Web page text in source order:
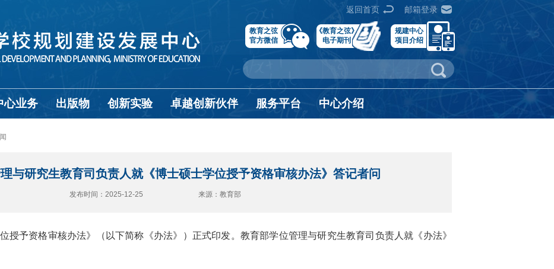
邮箱登录
返回首页
教育之弦
官方微信
规建中心
项目介绍
《教育之弦》
电子期刊
心业务 出版物 创新实验 卓越创新伙伴 服务平台 中心介绍
与研究生教育司负责人就《博士硕士学位授予资格审核办法》答记者问
发布时间：2025-12-25 来源：教育部
授予资格审核办法》（以下简称《办法》）正式印发。教育部学位管理与研究生教育司负责人就《办法》